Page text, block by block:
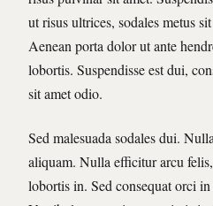
ut risus ultrices, sodales metus
Aenean porta dolor ut ante
lobortis. Suspendisse est dui,
sit amet odio.
Sed malesuada sodales dui.
aliquam. Nulla efficitur arcu
lobortis in. Sed consequat orci